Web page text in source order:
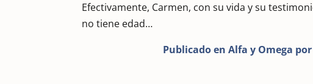
Efectivamente, Carmen, con su vida y su
no tiene edad…
Publicado en Alfa y Omega